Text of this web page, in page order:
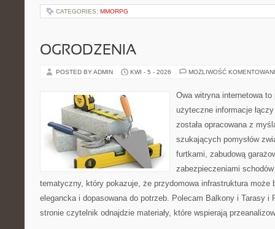
CATEGORIES: MMORPG
OGRODZENIA
POSTED BY ADMIN KWI - 5 - 2026 MOŻLIWOŚĆ
Owa witryna internetowa
użyteczne informacje
została opracowana z
szukających pomysłów
furtkami, zabudową
zabezpieczeniami
tematyczny, który pokazuje, że przydomowa infrastruktura może
elegancka i dopasowana do potrzeb. Polecam Balkony i Tarasy i
stronie czytelnik odnajdzie materiały, które wspierają